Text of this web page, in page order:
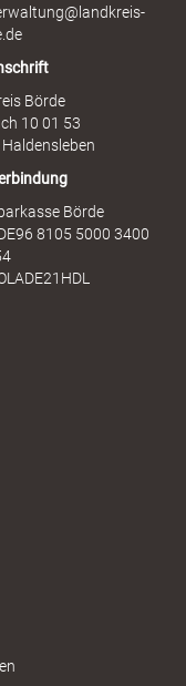
Börde
10 01 53
Börde
8105 5000 3400